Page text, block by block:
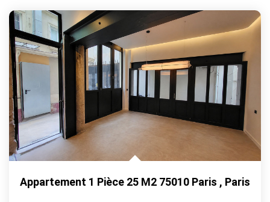
Appartement 1 Pièce 25 M2 75010 Paris , Paris